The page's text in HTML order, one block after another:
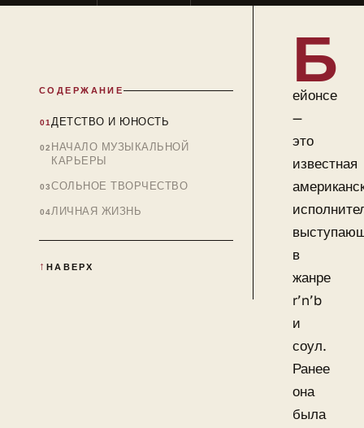
СОДЕРЖАНИЕ
ДЕТСТВО И ЮНОСТЬ
НАЧАЛО МУЗЫКАЛЬНОЙ
КАРЬЕРЫ
СОЛЬНОЕ ТВОРЧЕСТВО
ЛИЧНАЯ ЖИЗНЬ
НАВЕРХ
Б
ейонсе
—
это
известная
в
жанре
r’n’b
и
соул.
Ранее
она
была